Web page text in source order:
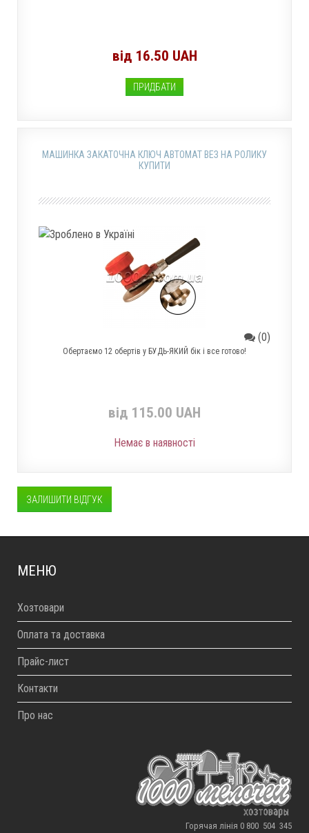
від 16.50 UAH
ПРИДБАТИ
МАШИНКА ЗАКАТОЧНА КЛЮЧ АВТОМАТ ВЕЗ НА РОЛИКУ
КУПИТИ
(0)
Обертаємо 12 обертів у БУДЬ-ЯКИЙ бік і все готово!
від 115.00 UAH
Немає в наявності
ЗАЛИШИТИ ВІДГУК
МЕНЮ
Хозтовари
Оплата та доставка
Прайс-лист
Контакти
Про нас
Горячая лінія 0 800 504 345